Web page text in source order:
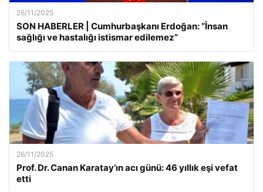
26/11/2025
SON HABERLER | Cumhurbaşkanı Erdoğan: “İnsan
sağlığı ve hastalığı istismar edilemez”
26/11/2025
Prof. Dr. Canan Karatay’ın acı günü: 46 yıllık eşi vefat
etti